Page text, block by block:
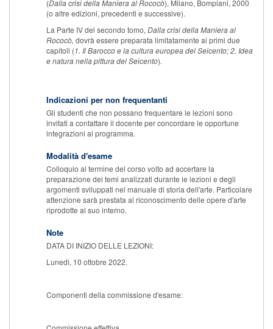
(Dalla crisi della Maniera al Rococò), Milano, Bompiani, 2000
(o altre edizioni, precedenti e successive).
La Parte IV del secondo tomo, Dalla crisi della Maniera al
Rococò, dovrà essere preparata limitatamente ai primi due
capitoli (1. Il Barocco e la cultura europea del Seicento; 2. Idea
e natura nella pittura del Seicento).
Indicazioni per non frequentanti
Gli studenti che non possano frequentare le lezioni sono
invitati a contattare il docente per concordare le opportune
integrazioni al programma.
Modalità d'esame
Colloquio al termine del corso volto ad accertare la
preparazione dei temi analizzati durante le lezioni e degli
argomenti sviluppati nel manuale di storia dell'arte. Particolare
attenzione sarà prestata al riconoscimento delle opere d'arte
riprodotte al suo interno.
Note
DATA DI INIZIO DELLE LEZIONI:
Lunedì, 10 ottobre 2022.
Componenti della commissione d'esame: